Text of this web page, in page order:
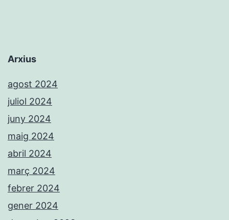
Arxius
agost 2024
juliol 2024
juny 2024
maig 2024
abril 2024
març 2024
febrer 2024
gener 2024